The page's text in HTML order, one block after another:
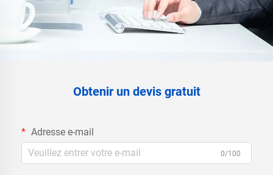
Obtenir un devis gratuit
Adresse e-mail
0/100